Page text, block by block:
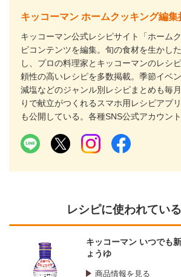
キッコーマン ホームクッキング編集
キッコーマン公式レシピサイト「ホーム
ピコンテンツを編集。旬の食材を生かし
し、プロの料理家とキッコーマンのレシ
頼性の高いレシピを多数掲載。季節イベ
減塩などのジャンル別レシピまとめも毎
りで献立がつくれるスマホ用レシピアプ
も公開している。各種SNS公式アカウント
レシピに使われてい
キッコーマン いつでも
ょうゆ
商品情報を見る